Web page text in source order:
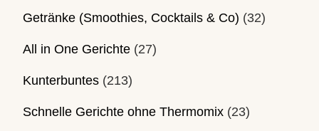
Getränke (Smoothies, Cocktails & Co) (32)
All in One Gerichte (27)
Kunterbuntes (213)
Schnelle Gerichte ohne Thermomix (23)